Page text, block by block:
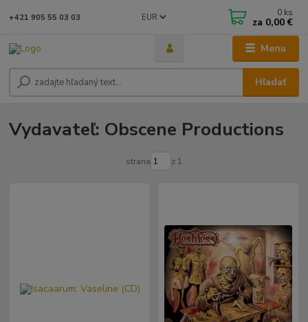
Menu
EUR
Hľadať
+421 905 55 03 03 0 ks
za 0,00 €
Vydavateľ: Obscene Productions
strana z 1